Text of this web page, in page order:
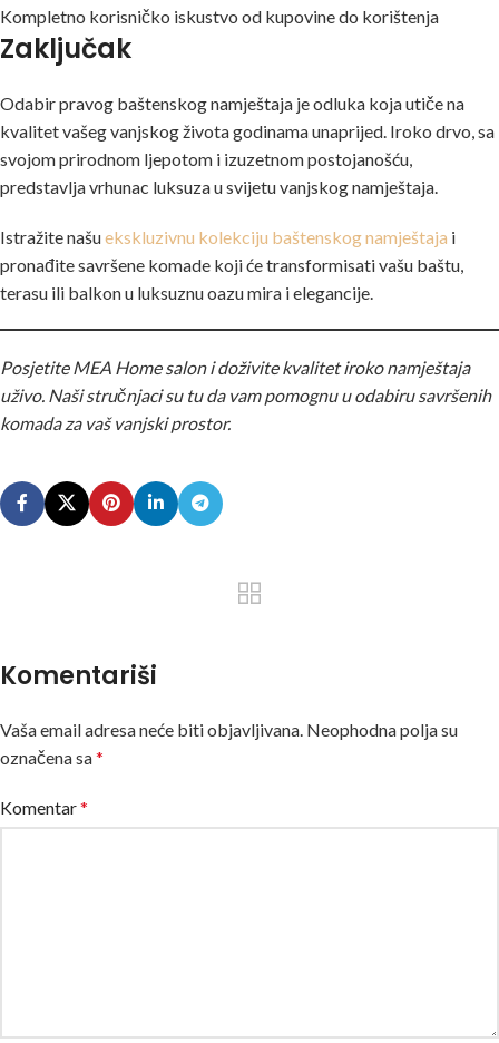
Kompletno korisničko iskustvo od kupovine do korištenja
Zaključak
Odabir pravog baštenskog namještaja je odluka koja utiče na
kvalitet vašeg vanjskog života godinama unaprijed. Iroko drvo, sa
svojom prirodnom ljepotom i izuzetnom postojanošću,
predstavlja vrhunac luksuza u svijetu vanjskog namještaja.
Istražite našuekskluzivnu kolekciju baštenskog namještaja i
pronađite savršene komade koji će transformisati vašu baštu,
terasu ili balkon u luksuznu oazu mira i elegancije.
Posjetite MEA Home salon i doživite kvalitet iroko namještaja
uživo. Naši stručnjaci su tu da vam pomognu u odabiru savršenih
komada za vaš vanjski prostor.
Komentariši
Vaša email adresa neće biti objavljivana. Neophodna polja su
označena sa*
Komentar*